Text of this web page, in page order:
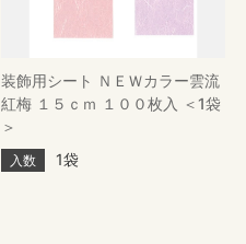
装飾用シート ＮＥＷカラー雲流
紅梅 １５ｃｍ １００枚入 ＜1袋
＞
入数 1袋